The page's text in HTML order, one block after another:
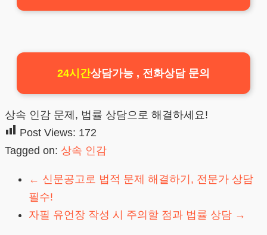
24시간상담가능 , 전화상담 문의
상속 인감 문제, 법률 상담으로 해결하세요!
Post Views: 172
Tagged on: 상속 인감
← 신문공고로 법적 문제 해결하기, 전문가 상담
필수!
자필 유언장 작성 시 주의할 점과 법률 상담 →